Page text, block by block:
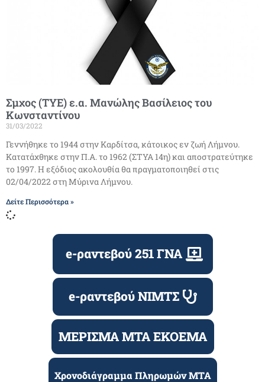
Σμχος (ΤΥΕ) ε.α. Μανώλης Βασίλειος του
Κωνσταντίνου
31/03/2022
Γεννήθηκε το 1944 στην Καρδίτσα, κάτοικος εν ζωή Λήμνου.
Κατατάχθηκε στην Π.Α. το 1962 (ΣΤΥΑ 14η) και αποστρατεύτηκε
το 1997. Η εξόδιος ακολουθία θα πραγματοποιηθεί στις
02/04/2022 στη Μύρινα Λήμνου.
Δείτε Περισσότερα »
e-ραντεβού 251 ΓΝΑ
e-ραντεβού ΝΙΜΤΣ
ΜΕΡΙΣΜΑ ΜΤΑ ΕΚΟΕΜΑ
Χρονοδιάγραμμα Πληρωμών ΜΤΑ